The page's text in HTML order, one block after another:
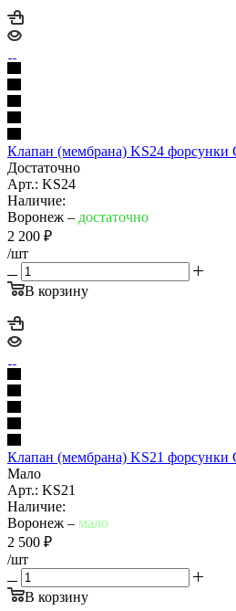
Клапан (мембрана) KS24 форсунки
Достаточно
Арт.: KS24
Наличие:
Воронеж – достаточно
2 200 ₽
/шт
В корзину
Клапан (мембрана) KS21 форсунки
Мало
Арт.: KS21
Наличие:
Воронеж – мало
2 500 ₽
/шт
В корзину